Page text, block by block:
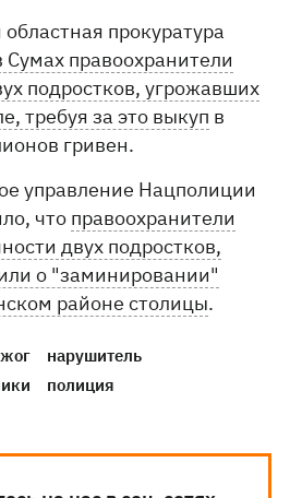
прокуратура
Сумах правоохранители
подростков, угрожавших
требуя за это выкуп в
гривен.
управление Нацполиции
что правоохранители
двух подростков,
о "заминировании"
районе столицы.
нарушитель
полиция